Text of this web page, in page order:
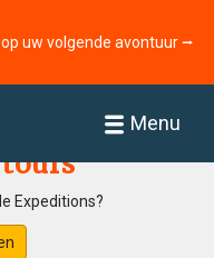
uw volgende avontuur ⭢
Menu
Expeditions?